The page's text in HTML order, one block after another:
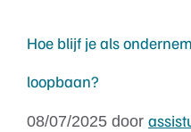
Hoe blijf je als
loopbaan?
08/07/2025 door